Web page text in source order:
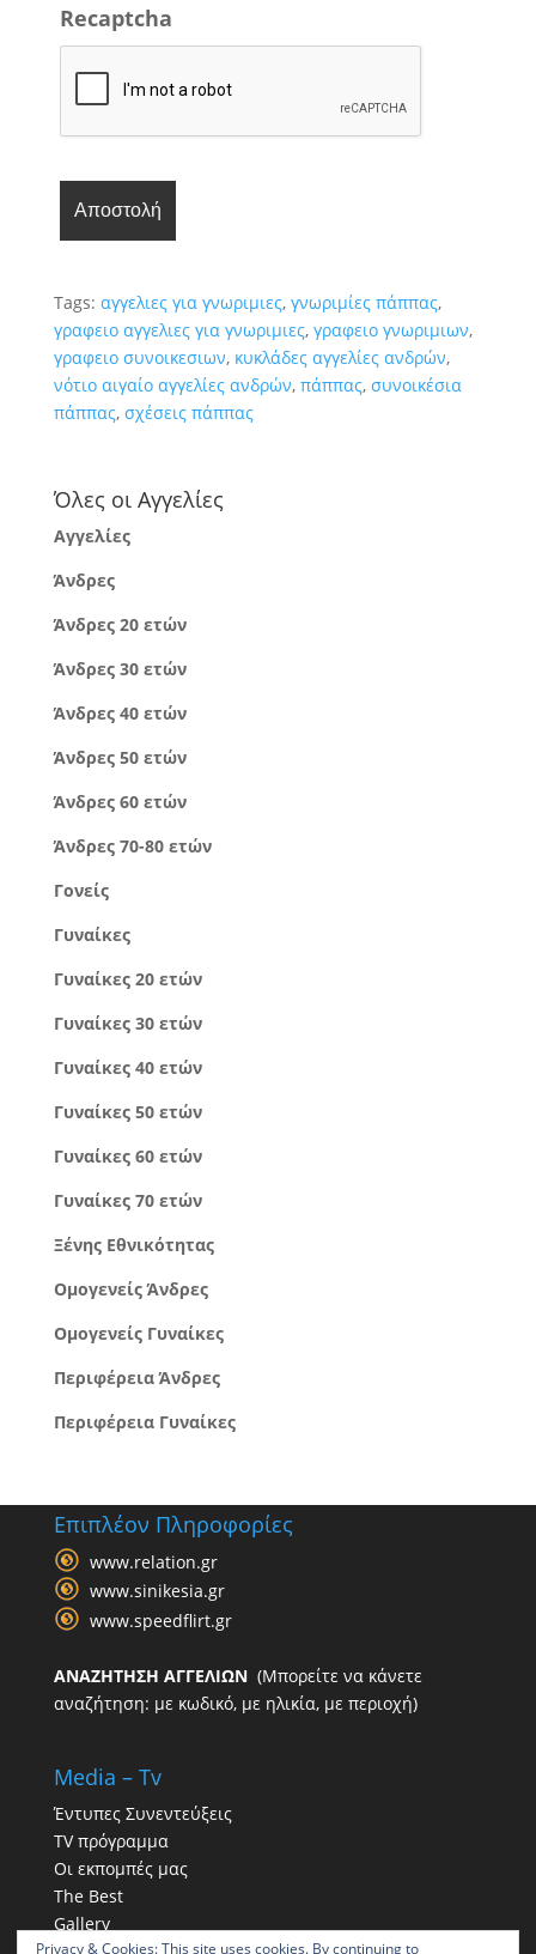
Recaptcha
Tags: αγγελιες για γνωριμιες, γνωριμίες πάππας,
γραφειο αγγελιες για γνωριμιες, γραφειο γνωριμιων,
γραφειο συνοικεσιων, κυκλάδες αγγελίες ανδρών,
νότιο αιγαίο αγγελίες ανδρών, πάππας, συνοικέσια
πάππας, σχέσεις πάππας
Όλες οι Αγγελίες
Αγγελίες
Άνδρες
Άνδρες 20 ετών
Άνδρες 30 ετών
Άνδρες 40 ετών
Άνδρες 50 ετών
Άνδρες 60 ετών
Άνδρες 70-80 ετών
Γονείς
Γυναίκες
Γυναίκες 20 ετών
Γυναίκες 30 ετών
Γυναίκες 40 ετών
Γυναίκες 50 ετών
Γυναίκες 60 ετών
Γυναίκες 70 ετών
Ξένης Εθνικότητας
Ομογενείς Άνδρες
Ομογενείς Γυναίκες
Περιφέρεια Άνδρες
Περιφέρεια Γυναίκες
Επιπλέον Πληροφορίες
www.relation.gr
www.sinikesia.gr
www.speedflirt.gr
ΑΝΑΖΗΤΗΣΗ ΑΓΓΕΛΙΩΝ(Μπορείτε να κάνετε
αναζήτηση: με κωδικό, με ηλικία, με περιοχή)
Media – Tv
Έντυπες Συνεντεύξεις
TV πρόγραμμα
Οι εκπομπές μας
The Best
Gallery
Privacy & Cookies: This site uses cookies. By continuing to